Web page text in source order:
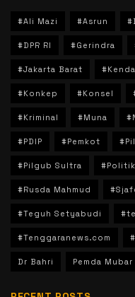
#Ali Mazi #Asrun
#DPR RI #Gerindra
#Jakarta Barat
#Konkep #Konsel
#Kriminal #Muna
#PDIP #Pemkot
#Pilgub Sultra #Politik
#Rusda Mahmud
#Teguh Setyabudi
#Tenggaranews.com
Dr Bahri Pemda Mubar